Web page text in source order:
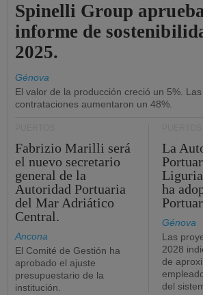
Spinelli Group
informe de
2025.
Génova
El valor de la producción creció un 5%.
contrataciones aumentaron un 48%.
Fabrizio Marilli será
el nuevo secretario
general de la
Autoridad Portuaria
del Mar Adriático
Central.
Ancona
El Comité de Gestión ha
aprobado el ajuste
presupuestario de la
institución.
La
ha
Génova
Las
2028
de
del